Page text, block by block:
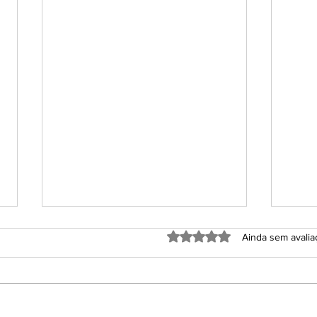
Avaliado com 0 de 5
Ainda sem